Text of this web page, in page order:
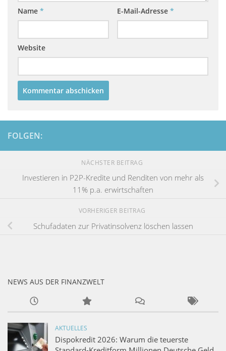
Name * E-Mail-Adresse *
Website
FOLGEN:
NÄCHSTER BEITRAG
Investieren in P2P-Kredite und Renditen von mehr als
11% p.a. erwirtschaften
VORHERIGER BEITRAG
Schufadaten zur Privatinsolvenz löschen lassen
NEWS AUS DER FINANZWELT
AKTUELLES
Dispokredit 2026: Warum die teuerste